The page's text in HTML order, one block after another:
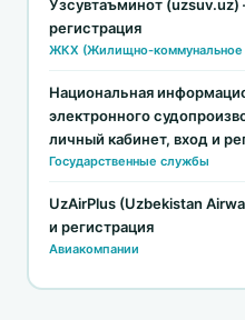
Ўзсувтаъминот (uzsuv.uz)
регистрация
ЖКХ (Жилищно-коммунальное
Национальная
электронного
личный кабинет, вход и
Государственные службы
UzAirPlus (Uzbekistan
и регистрация
Авиакомпании